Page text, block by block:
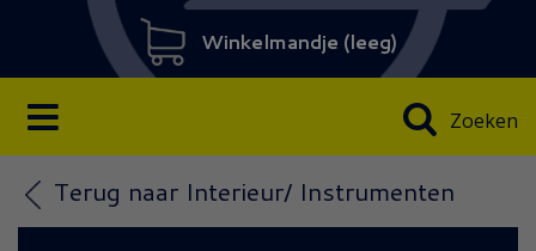
Winkelmandje (leeg)
Zoeken
Terug naar Interieur/ Instrumenten